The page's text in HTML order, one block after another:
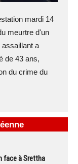
mardi 14
meurtre d'un
a
de 43 ans,
du crime du
face à Srettha